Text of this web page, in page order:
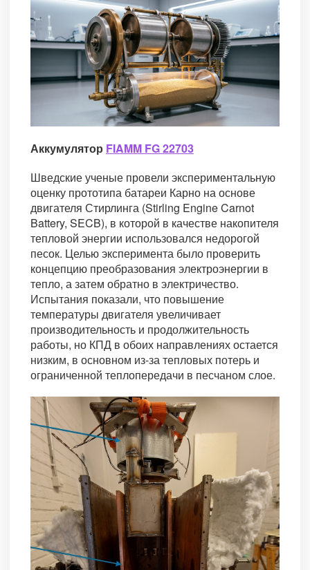
Аккумулятор FIAMM FG 22703
Шведские ученые провели экспериментальную
оценку прототипа батареи Карно на основе
двигателя Стирлинга (Stirling Engine Carnot
Battery, SECB), в которой в качестве накопителя
тепловой энергии использовался недорогой
песок. Целью эксперимента было проверить
концепцию преобразования электроэнергии в
тепло, а затем обратно в электричество.
Испытания показали, что повышение
температуры двигателя увеличивает
производительность и продолжительность
работы, но КПД в обоих направлениях остается
низким, в основном из-за тепловых потерь и
ограниченной теплопередачи в песчаном слое.